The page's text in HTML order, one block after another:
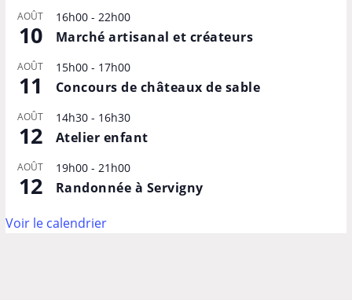
AOÛT
10
16h00- 22h00
Marché artisanal et créateurs
AOÛT
11
15h00- 17h00
Concours de châteaux de sable
AOÛT
12
14h30- 16h30
Atelier enfant
AOÛT
12
19h00- 21h00
Randonnée à Servigny
Voir le calendrier